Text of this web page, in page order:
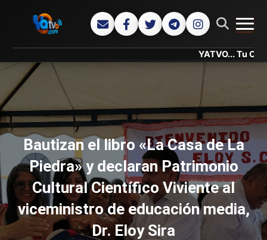
YATVO... Tu Canal
Bautizan el libro «La Casa de La
Piedra» y declaran Patrimonio
Cultural Científico Viviente al
viceministro de educación media,
Dr. Eloy Sira